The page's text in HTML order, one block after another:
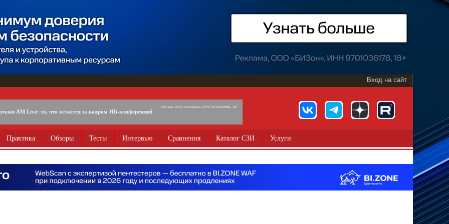
Вход на сайт
AM Live: то, что остаётся за кадром ИБ-конференций
Реклама. ООО «АМ Медиа» ОГРН 1077746725891, 18+
Практика Обзоры Тесты Интервью Сравнения Каталог СЗИ Услуги